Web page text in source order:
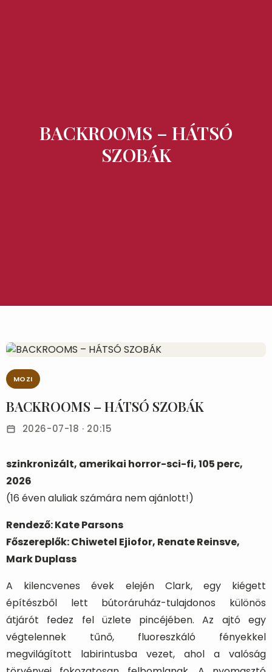
BACKROOMS – HÁTSÓ
SZOBÁK
MOZI
BACKROOMS – HÁTSÓ SZOBÁK
2026-07-18 · 20:15
szinkronizált, amerikai horror-sci-fi, 105 perc,
2026
(16 éven aluliak számára nem ajánlott!)
Rendező: Kate Parsons
Főszereplők: Chiwetel Ejiofor, Renate Reinsve,
Mark Duplass
A kilencvenes évek elején Clark, egy kiégett
építészből lett bútoráruház-tulajdonos különös
átjárót fedez fel üzlete pincéjében. Az ajtó egy
végtelennek tűnő, fluoreszkáló fényekkel
megvilágított labirintusba vezet, ahol a valóság